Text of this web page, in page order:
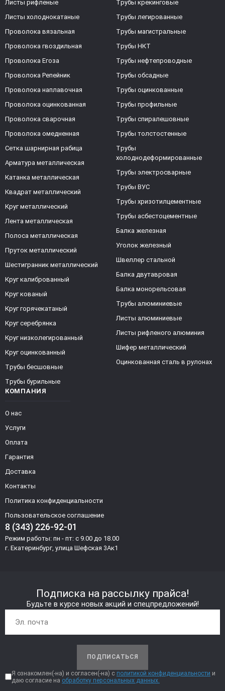
КОМПАНИЯ
О нас
Услуги
Оплата
Гарантия
Доставка
Контакты
Политика конфиденциальности
Пользовательское соглашение
8 (343) 226-92-01
Режим работы: пн - пт: с 9.00 до 18.00
г. Екатеринбург, улица Шефская 3Ак1
Листы рифленые
Листы холоднокатаные
Проволока вязальная
Проволока гвоздильная
Проволока Егоза
Проволока Репейник
Проволока наплавочная
Проволока оцинкованная
Проволока сварочная
Проволока омедненная
Сетка шарнирная рабица
Арматура металлическая
Катанка металлическая
Квадрат металлический
Круг металлический
Лента металлическая
Полоса металлическая
Пруток металлический
Шестигранник металлический
Круг калиброванный
Круг кованый
Круг горячекатаный
Круг серебрянка
Круг низколегированный
Круг оцинкованный
Трубы бесшовные
Трубы бурильные
Трубы крекинговые
Трубы легированные
Трубы магистральные
Трубы НКТ
Трубы нефтепроводные
Трубы обсадные
Трубы оцинкованные
Трубы профильные
Трубы спиралешовные
Трубы толстостенные
Трубы
холоднодеформированные
Трубы электросварные
Трубы ВУС
Трубы хризотилцементные
Трубы асбестоцементные
Балка железная
Уголок железный
Швеллер стальной
Балка двутавровая
Балка монорельсовая
Трубы алюминиевые
Листы алюминиевые
Листы рифленого алюминия
Шифер металлический
Оцинкованная сталь в рулонах
Подписка на рассылку прайса!
Будьте в курсе новых акций и спецпредложений!
ПОДПИСАТЬСЯ
Я ознакомлен(-на) и согласен(-на) с политикой конфиденциальности и
даю согласие на обработку персональных данных.